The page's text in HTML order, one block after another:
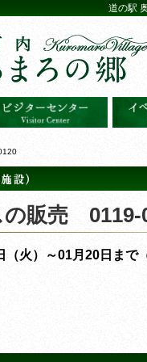
道の駅
の販売 0119-
火）～01月20日まで